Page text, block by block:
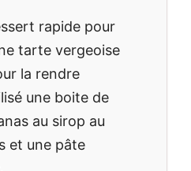
rapide pour
tarte vergeoise
la rendre
une boite de
au sirop au
et une pâte